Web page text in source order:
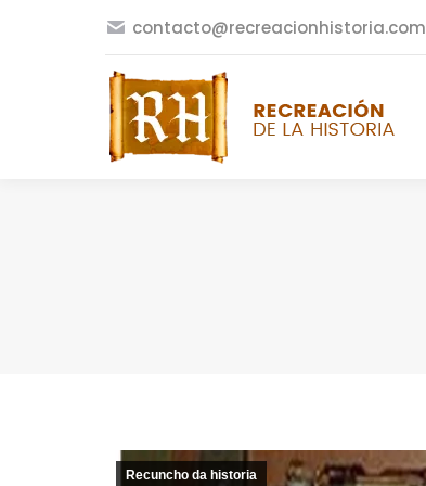
contacto@recreacionhistoria.com
Recuncho da historia